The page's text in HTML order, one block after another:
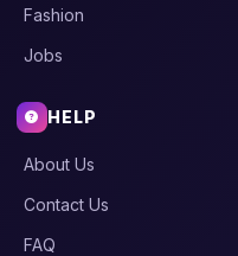
Fashion
Jobs
HELP
About Us
Contact Us
FAQ